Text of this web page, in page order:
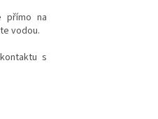
přímo na
vodou.
s